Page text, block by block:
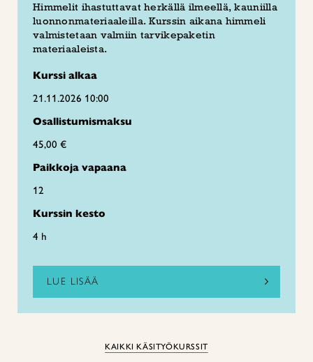
Himmelit ihastuttavat herkällä ilmeellä, kauniilla
luonnonmateriaaleilla. Kurssin aikana himmeli
valmistetaan valmiin tarvikepaketin
materiaaleista.
Kurssi alkaa
21.11.2026 10:00
Osallistumismaksu
45,00 €
Paikkoja vapaana
12
Kurssin kesto
4 h
LUE LISÄÄ
KAIKKI KÄSITYÖKURSSIT